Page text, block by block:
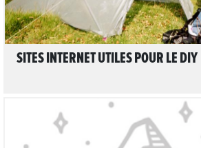
SITES INTERNET UTILES POUR LE DIY